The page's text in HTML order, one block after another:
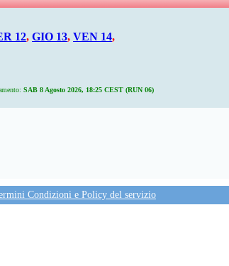
12, GIO 13, VEN 14,
SAB 8 Agosto 2026, 18:25 CEST (RUN 06)
Condizioni e Policy del servizio